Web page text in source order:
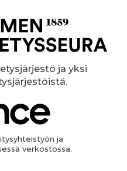
ja yksi
ja
verkostossa.